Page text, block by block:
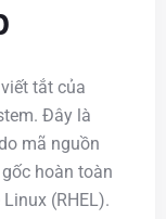
tắt của
Đây là
mã nguồn
hoàn toàn
(RHEL).